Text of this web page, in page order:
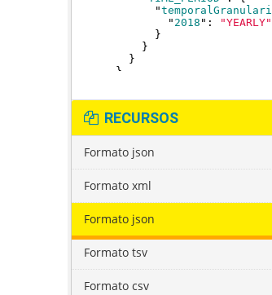
RECURSOS
Formato json
Formato xml
Formato json
Formato tsv
Formato csv